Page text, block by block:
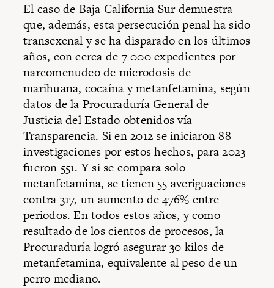
El caso de Baja California Sur demuestra
que, además, esta persecución penal ha sido
transexenal y se ha disparado en los últimos
años, con cerca de 7 000 expedientes por
narcomenudeo de microdosis de
marihuana, cocaína y metanfetamina, según
datos de la Procuraduría General de
Justicia del Estado obtenidos vía
Transparencia. Si en 2012 se iniciaron 88
investigaciones por estos hechos, para 2023
fueron 551. Y si se compara solo
metanfetamina, se tienen 55 averiguaciones
contra 317, un aumento de 476% entre
periodos. En todos estos años, y como
resultado de los cientos de procesos, la
Procuraduría logró asegurar 30 kilos de
metanfetamina, equivalente al peso de un
perro mediano.